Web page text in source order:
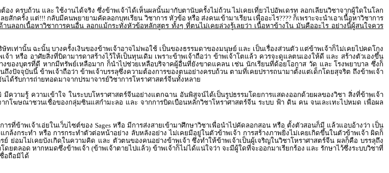
ง ครบถ้วน และ ใช้งานได้จริง ซึ่งข้าพเจ้าได้เห็นผลนั้นมากับตานับครั้งไม่ถ้วน ไม่เคยเที่ยวไปอัพเดรท ลอกเลียนวิชาจากผู้ใดในโลก
กครั้ง แต่!!! กลับมีคนพยายามคัดลอกบทเรียน วิชาการ หัวข้อ หรือ ส่งคนเข้ามาเรียน เพื่ออะไร???? ก็เพราะจะนำเอาเนื้อหาวิชาการ
ลอกเนื้อหาวิชาการคนอื่น ลอกแม้กระทั่งหัวข้อหลักสูตร ทั้งๆ ที่ตนไม่เคยล่วงรู้เลยว่า เนื้อหาข้างใน มันคืออะไร อย่างนี้ผู้สนใจควร
เท่านั้น ฉะนั้น บางครั้งเงินของข้าพเจ้าอาจไม่พอใช้ เป็นของธรรมดาของมนุษย์ และ เป็นเรื่องส่วนตัว แต่ข้าพเจ้าก็ไม่เคยไปคดโกง
หรือ อาศัยสิ่งที่บิดามารดาสร้างไว้ให้เป็นทุนเดิม เพราะข้าพเจ้าถือว่า ข้าพเจ้าโตแล้ว ควรจะดูแลตนเองให้ดี และ สร้างตัวเองขึ้น
องบุตรที่ดี หากมีทรัพย์เหลือมาก ก็นำไปช่วยเหลือบริจาคผู้อื่นที่ยังขาดแคลน เช่น นักเรียนที่ด้อยโอกาส วัด และ โรงพยาบาล ซึ่งก็
จจุบันนี้ ข้าพเจ้าถือว่า ข้าพเจ้าบรรลุซึ่งความต้องการของตนอย่างครบถ้วน ตามที่เคยปรารถนามาตั้งแต่เด็กโดยสุจริต ถึงข้าพเจ้า
ด้รับการถ่ายทอดมาจากปรมาจารย์วิชาการโหราศาสตร์จีนทั้งหลาย
ามรู้ ความเข้าใจ ในระบบโหราศาสตร์จีนอย่างแตกฉาน อันพิสูจน์ได้เป็นรูปธรรมโดยการแสดงออกด้วยผลของวิชา สิ่งที่ข้าพเจ้า
โฆษณาชวนเชื่อของกลุ่มซินแสกำมะลอ และ จากการบิดเบือนหลักวิชาโหราศาสตร์จีน ระบบ ฟ้า ดิน คน จนเละเทะไปหมด เพื่อผล
ข้าพเจ้าเอ่ยในเว็บไซต์ของ Sages หรือ มีการส่งสายเข้ามาศึกษาวิชาเพื่อนำไปคัดลอกสอน หรือ ตั้งตัวสอนก็มี แล้วแอบอ้างว่า เป็น
กระทำ หรือ การกระทำตัวต่อหน้าอย่าง ลับหลังอย่าง ไม่เคยมีอยู่ในตัวข้าพเจ้า การสร้างภาพยิ่งไม่เคยเกิดขึ้นในตัวข้าพเจ้า ผิดก็
อมไม่เคยบังเกิดในความคิด และ ตัวตนของคนอย่างข้าพเจ้า ซึ่งทำให้ข้าพเจ้าเป็นผู้เจริญในวิชาโหราศาสตร์จีน ผลก็คือ บรรลุถึง
ลอด หากหมดซึ่งข้าพเจ้า (ข้าพเจ้าตายไปแล้ว) ข้าพเจ้าก็ไม่ได้แน่ใจว่า จะมีผู้ใดที่จะออกมาเรียกร้อง และ รักษาไว้ซึ่งระบบวิชาที่
อถือมิได้